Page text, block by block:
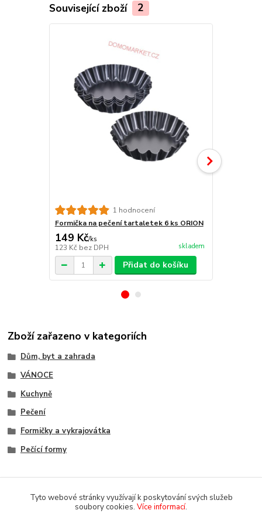
Související zboží 2
1 hodnocení
Formička na pečení tartaletek 6 ks ORION
149 Kč/ks
123 Kč bez DPH skladem
Přidat do košíku
Zboží zařazeno v kategoriích
Dům, byt a zahrada
VÁNOCE
Kuchyně
Pečení
Formičky a vykrajovátka
Pečící formy
Tyto webové stránky využívají k poskytování svých služeb
soubory cookies. Více informací.